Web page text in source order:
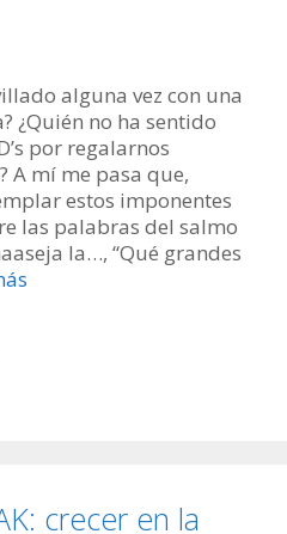
alguna vez con una
¿Quién no ha sentido
por regalarnos
A mí me pasa que,
estos imponentes
las palabras del salmo
Ia…, “Qué grandes
crecer en la